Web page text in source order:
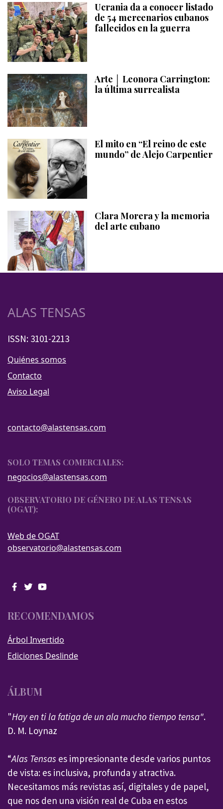
Ucrania da a conocer listado
de 54 mercenarios cubanos
fallecidos en la guerra
Arte │ Leonora Carrington:
la última surrealista
El mito en “El reino de este
mundo” de Alejo Carpentier
Clara Morera y la memoria
del arte cubano
ALAS TENSAS
ISSN: 3101-2213
Quiénes somos
Contacto
Aviso Legal
contacto@alastensas.com
SOLO TEMAS COMERCIALES:
negocios@alastensas.com
OBSERVATORIO DE GÉNERO DE ALAS TENSAS
(OGAT):
Web de OGAT
observatorio@alastensas.com
RECOMENDAMOS
Árbol Invertido
Ediciones Deslinde
ÁLBUM
"Hay en ti la fatiga de un ala mucho tiempo tensa".
D. M. Loynaz
“Alas Tensas es impresionante desde varios puntos
de vista: es inclusiva, profunda y atractiva.
Necesitamos más revistas así, digitales y de papel,
que nos den una visión real de Cuba en estos